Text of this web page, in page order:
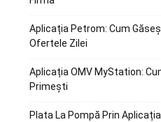
Aplicația Petrom: Cum
Ofertele Zilei
Aplicația OMV MyStation:
Primești
Plata La Pompă Prin